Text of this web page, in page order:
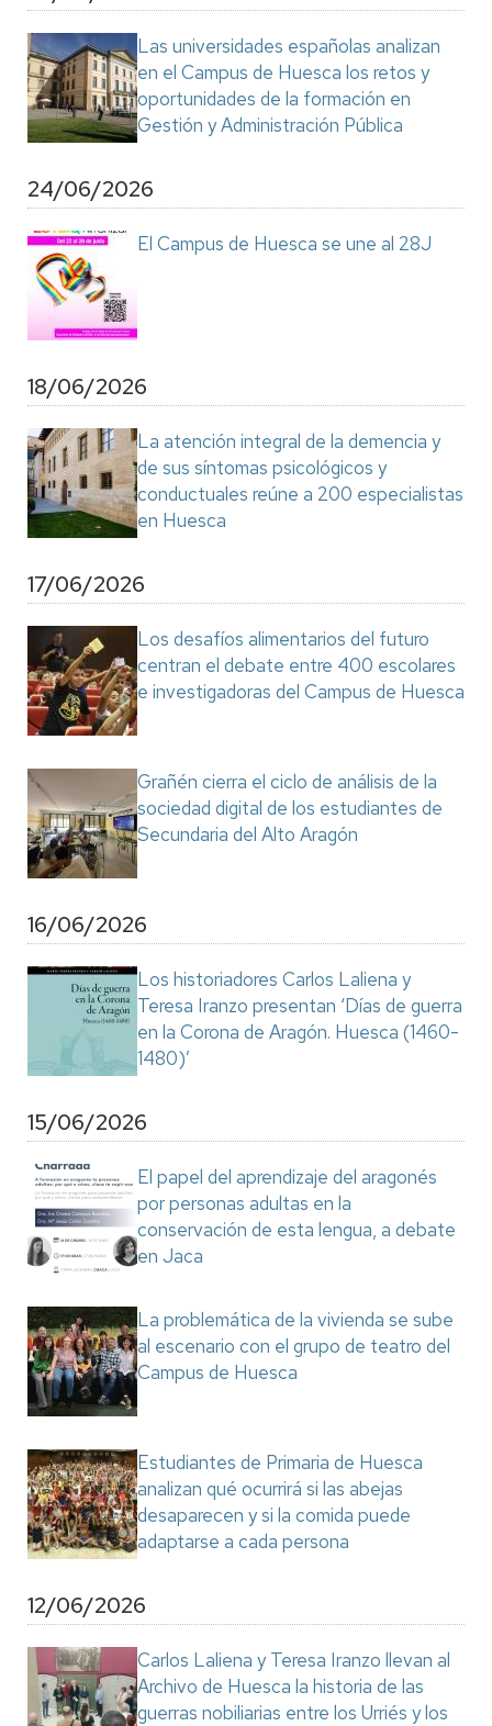
Las universidades españolas analizan
en el Campus de Huesca los retos y
oportunidades de la formación en
Gestión y Administración Pública
24/06/2026
El Campus de Huesca se une al 28J
18/06/2026
La atención integral de la demencia y
de sus síntomas psicológicos y
conductuales reúne a 200 especialistas
en Huesca
17/06/2026
Los desafíos alimentarios del futuro
centran el debate entre 400 escolares
e investigadoras del Campus de Huesca
Grañén cierra el ciclo de análisis de la
sociedad digital de los estudiantes de
Secundaria del Alto Aragón
16/06/2026
Los historiadores Carlos Laliena y
Teresa Iranzo presentan ‘Días de guerra
en la Corona de Aragón. Huesca (1460-
1480)’
15/06/2026
El papel del aprendizaje del aragonés
por personas adultas en la
conservación de esta lengua, a debate
en Jaca
La problemática de la vivienda se sube
al escenario con el grupo de teatro del
Campus de Huesca
Estudiantes de Primaria de Huesca
analizan qué ocurrirá si las abejas
desaparecen y si la comida puede
adaptarse a cada persona
12/06/2026
Carlos Laliena y Teresa Iranzo llevan al
Archivo de Huesca la historia de las
guerras nobiliarias entre los Urriés y los